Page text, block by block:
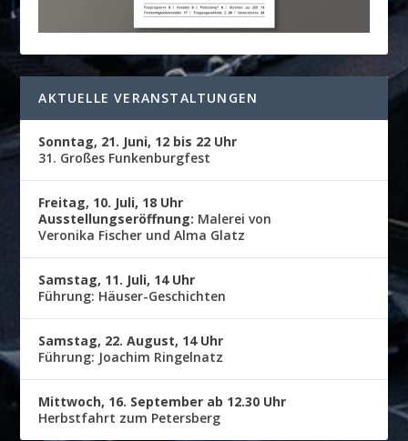
AKTUELLE VERANSTALTUNGEN
Sonntag, 21. Juni, 12 bis 22 Uhr
31. Großes Funkenburgfest
Freitag, 10. Juli, 18 Uhr
Ausstellungseröffnung: Malerei von
Veronika Fischer und Alma Glatz
Samstag, 11. Juli, 14 Uhr
Führung: Häuser-Geschichten
Samstag, 22. August, 14 Uhr
Führung: Joachim Ringelnatz
Mittwoch, 16. September ab 12.30 Uhr
Herbstfahrt zum Petersberg